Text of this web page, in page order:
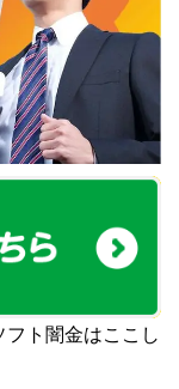
ト闇金はここし